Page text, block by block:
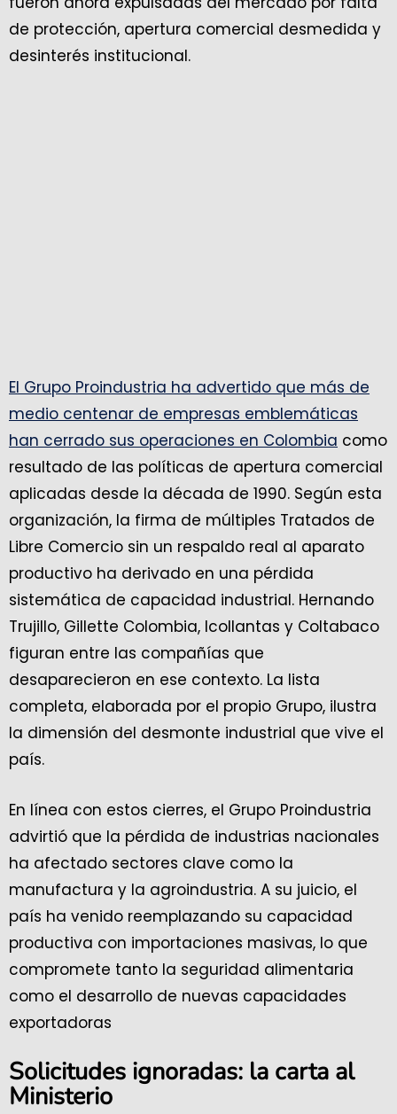
de protección, apertura comercial desmedida y
desinterés institucional.
El Grupo Proindustria ha advertido que más de
medio centenar de empresas emblemáticas
han cerrado sus operaciones en Colombia como
resultado de las políticas de apertura comercial
aplicadas desde la década de 1990. Según esta
organización, la firma de múltiples Tratados de
Libre Comercio sin un respaldo real al aparato
productivo ha derivado en una pérdida
sistemática de capacidad industrial. Hernando
Trujillo, Gillette Colombia, Icollantas y Coltabaco
figuran entre las compañías que
desaparecieron en ese contexto. La lista
completa, elaborada por el propio Grupo, ilustra
la dimensión del desmonte industrial que vive el
país.
En línea con estos cierres, el Grupo Proindustria
advirtió que la pérdida de industrias nacionales
ha afectado sectores clave como la
manufactura y la agroindustria. A su juicio, el
país ha venido reemplazando su capacidad
productiva con importaciones masivas, lo que
compromete tanto la seguridad alimentaria
como el desarrollo de nuevas capacidades
exportadoras
Solicitudes ignoradas: la carta al
Ministerio